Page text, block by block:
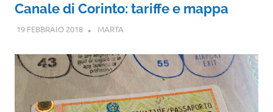
Canale di Corinto: tariffe e mappa
19 FEBBRAIO 2018 MARTA